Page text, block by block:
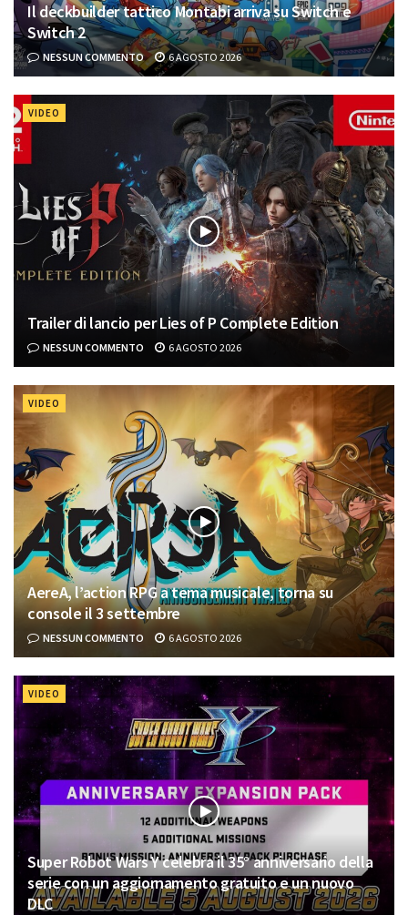
Il deckbuilder tattico Montabi arriva su Switch e
Switch 2
NESSUN COMMENTO 6 AGOSTO 2026
VIDEO
Trailer di lancio per Lies of P Complete Edition
NESSUN COMMENTO 6 AGOSTO 2026
VIDEO
AereA, l’action RPG a tema musicale, torna su
console il 3 settembre
NESSUN COMMENTO 6 AGOSTO 2026
VIDEO
Super Robot Wars Y celebra il 35° anniversario della
serie con un aggiornamento gratuito e un nuovo
DLC